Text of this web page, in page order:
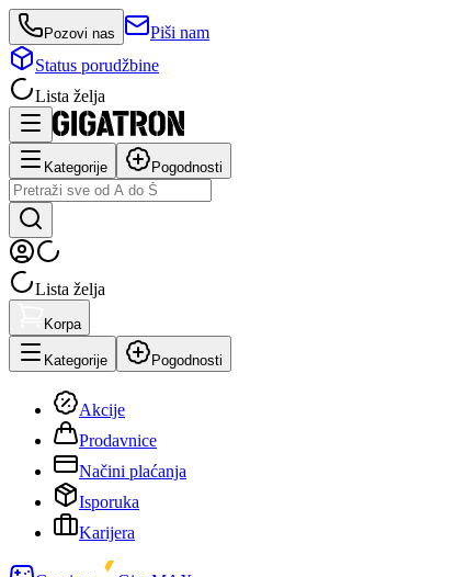
Pozovi nas
Piši nam
Status porudžbine
Lista želja
Kategorije Pogodnosti
Lista želja
Korpa
Kategorije Pogodnosti
Akcije
Prodavnice
Načini plaćanja
Isporuka
Karijera